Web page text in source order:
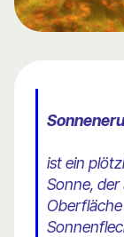
ist ein
Sonne,